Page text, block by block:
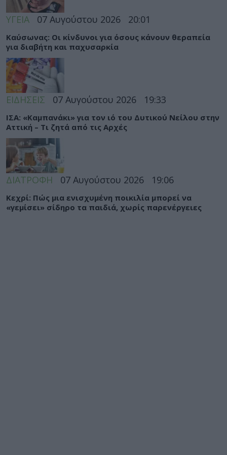
ΥΓΕΙΑ 07 Αυγούστου 2026 20:01
Καύσωνας: Οι κίνδυνοι για όσους κάνουν θεραπεία
για διαβήτη και παχυσαρκία
ΕΙΔΗΣΕΙΣ 07 Αυγούστου 2026 19:33
ΙΣΑ: «Καμπανάκι» για τον ιό του Δυτικού Νείλου στην
Αττική – Τι ζητά από τις Αρχές
ΔΙΑΤΡΟΦΗ 07 Αυγούστου 2026 19:06
Κεχρί: Πώς μια ενισχυμένη ποικιλία μπορεί να
«γεμίσει» σίδηρο τα παιδιά, χωρίς παρενέργειες